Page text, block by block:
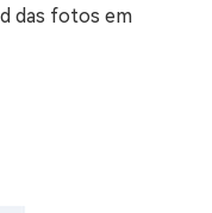
das fotos em